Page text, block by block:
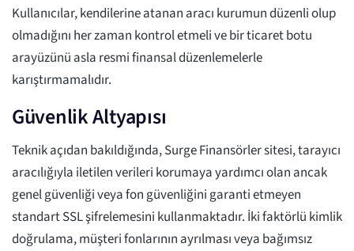
Kullanıcılar, kendilerine atanan aracı kurumun düzenli olup
olmadığını her zaman kontrol etmeli ve bir ticaret botu
arayüzünü asla resmi finansal düzenlemelerle
karıştırmamalıdır.
Güvenlik Altyapısı
Teknik açıdan bakıldığında, Surge Finansörler sitesi, tarayıcı
aracılığıyla iletilen verileri korumaya yardımcı olan ancak
genel güvenliği veya fon güvenliğini garanti etmeyen
standart SSL şifrelemesini kullanmaktadır. İki faktörlü kimlik
doğrulama, müşteri fonlarının ayrılması veya bağımsız